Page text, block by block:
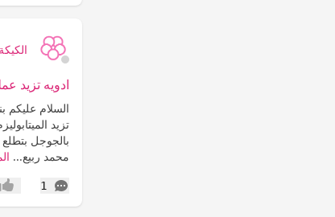
الكيكة
ادويه تزيد
السلام عليكم
بالجوجل
محمد ربيع...
1
التعليقات